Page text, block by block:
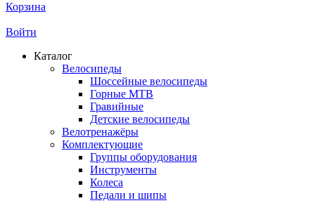
Корзина
Войти
Каталог
Велосипеды
Шоссейные велосипеды
Горные МTB
Гравийные
Детские велосипеды
Велотренажёры
Комплектующие
Группы оборудования
Инструменты
Колеса
Педали и шипы